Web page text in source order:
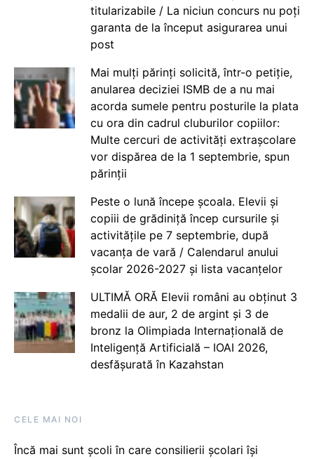
titularizabile / La niciun concurs nu poți
garanta de la început asigurarea unui
post
Mai mulți părinți solicită, într-o petiție,
anularea deciziei ISMB de a nu mai
acorda sumele pentru posturile la plata
cu ora din cadrul cluburilor copiilor:
Multe cercuri de activități extrașcolare
vor dispărea de la 1 septembrie, spun
părinții
Peste o lună începe școala. Elevii și
copiii de grădiniță încep cursurile și
activitățile pe 7 septembrie, după
vacanța de vară / Calendarul anului
școlar 2026-2027 și lista vacanțelor
ULTIMĂ ORĂ Elevii români au obținut 3
medalii de aur, 2 de argint și 3 de
bronz la Olimpiada Internațională de
Inteligență Artificială – IOAI 2026,
desfășurată în Kazahstan
CELE MAI NOI
Încă mai sunt școli în care consilierii școlari își